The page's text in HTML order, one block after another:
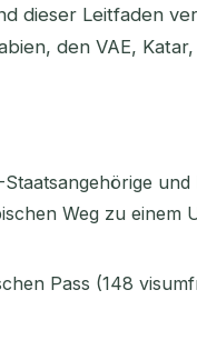
dieser Leitfaden
den VAE,
Weg zu einem
Pass (148